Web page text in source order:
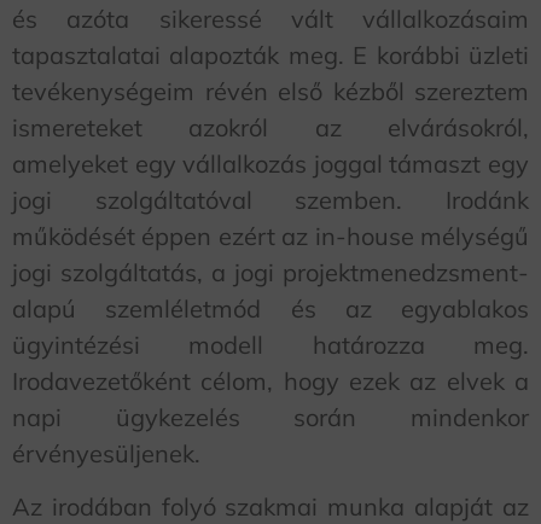
és azóta sikeressé vált vállalkozásaim
tapasztalatai alapozták meg. E korábbi üzleti
tevékenységeim révén első kézből szereztem
ismereteket azokról az elvárásokról,
amelyeket egy vállalkozás joggal támaszt egy
jogi szolgáltatóval szemben. Irodánk
működését éppen ezért az in-house mélységű
jogi szolgáltatás, a jogi projektmenedzsment-
alapú szemléletmód és az egyablakos
ügyintézési modell határozza meg.
Irodavezetőként célom, hogy ezek az elvek a
napi ügykezelés során mindenkor
érvényesüljenek.
Az irodában folyó szakmai munka alapját az